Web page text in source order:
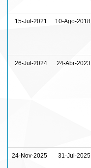
15-Jul-2021 10-Ago-2018
26-Jul-2024 24-Abr-2023
24-Nov-2025 31-Jul-2025